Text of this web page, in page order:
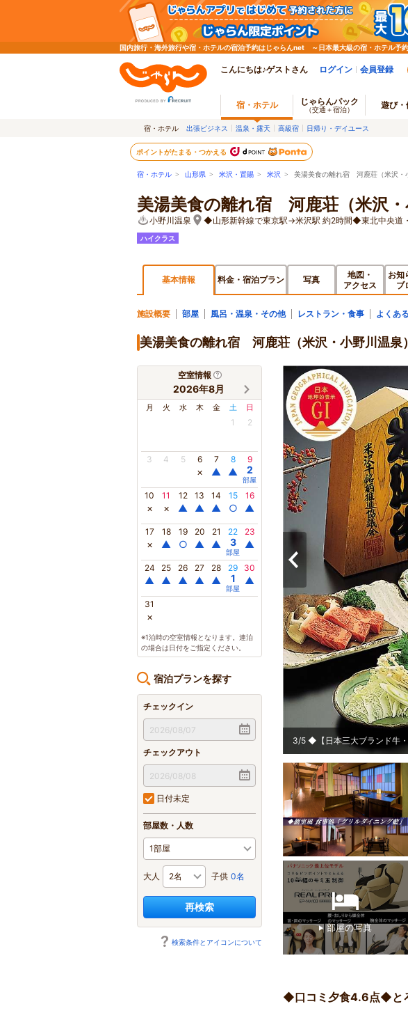
国内旅行・海外旅行や宿・ホテルの宿泊予約はじゃらんnet ～日本最大級の宿・ホテル予
こんにちは♪ゲストさん ログイン 会員登録
宿・ホテル じゃらんパック
（交通＋宿泊） 遊び・
宿・ホテル 出張ビジネス 温泉・露天 高級宿 日帰り・デイユース
ポイントがたまる・つかえる
宿・ホテル > 山形県 > 米沢・置賜 > 米沢 > 美湯美食の離れ宿 河鹿荘（米沢・
美湯美食の離れ宿 河鹿荘（米沢・
小野川温泉 ◆山形新幹線で東京駅→米沢駅 約2時間◆東北中央道
ハイクラス
基本情報 料金・宿泊プラン 写真
地図・
アクセス
お知
ブ
施設概要 部屋 風呂・温泉・その他 レストラン・食事 よくあ
美湯美食の離れ宿 河鹿荘（米沢・小野川温泉
空室情報
2026年8月
月 火 水 木 金 土 日
1 2
3 4 5 6
×
7
▲
8
▲
9
2
部屋
10
×
11
×
12
▲
13
▲
14
▲
15
○
16
▲
17
×
18
▲
19
○
20
▲
21
▲
22
3
部屋
23
▲
24
▲
25
▲
26
▲
27
▲
28
▲
29
1
部屋
30
▲
31
×
※1泊時の空室情報となります。連泊
の場合は日付をご指定ください。
宿泊プランを探す
チェックイン
チェックアウト
日付未定
部屋数・人数
大人 子供 0名
再検索
検索条件とアイコンについて
「しゃぶでゃぶ」を是非ご賞味下さい！ 4/5 【ジュニアスイート】温
部屋の写真
◆口コミ夕食4.6点◆と